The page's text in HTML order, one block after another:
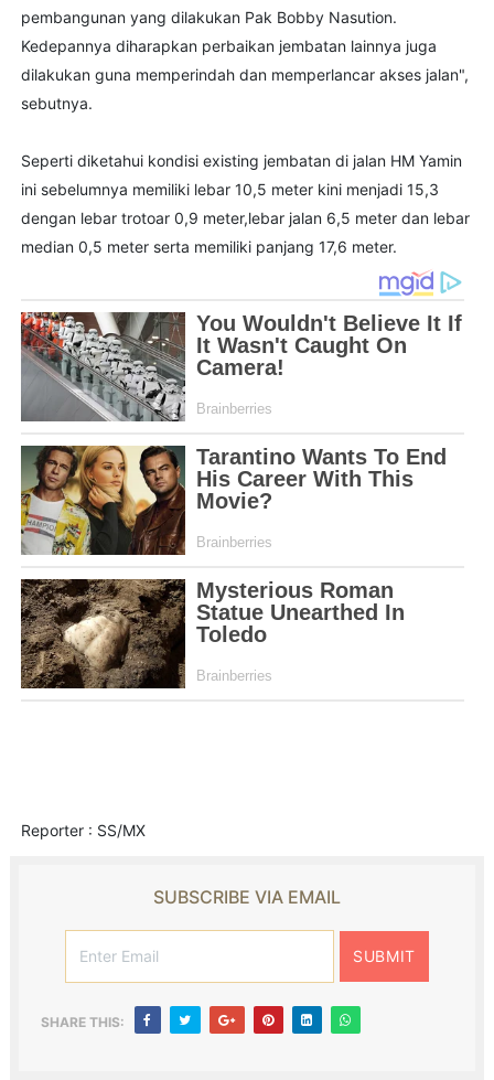
pembangunan yang dilakukan Pak Bobby Nasution.
Kedepannya diharapkan perbaikan jembatan lainnya juga
dilakukan guna memperindah dan memperlancar akses jalan",
sebutnya.
Seperti diketahui kondisi existing jembatan di jalan HM Yamin
ini sebelumnya memiliki lebar 10,5 meter kini menjadi 15,3
dengan lebar trotoar 0,9 meter,lebar jalan 6,5 meter dan lebar
median 0,5 meter serta memiliki panjang 17,6 meter.
Reporter : SS/MX
SUBSCRIBE VIA EMAIL
SHARE THIS: